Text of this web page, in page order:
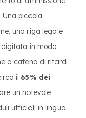
Una piccola
una riga legale
in modo
a catena di ritardi
il 65% dei
un notevole
ufficiali in lingua